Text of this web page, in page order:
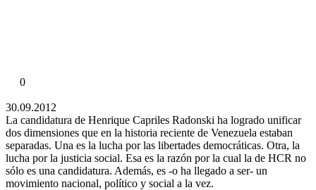
0
30.09.2012
La candidatura de Henrique Capriles Radonski ha logrado unificar
dos dimensiones que en la historia reciente de Venezuela estaban
separadas. Una es la lucha por las libertades democráticas. Otra, la
lucha por la justicia social. Esa es la razón por la cual la de HCR no
sólo es una candidatura. Además, es -o ha llegado a ser- un
movimiento nacional, político y social a la vez.